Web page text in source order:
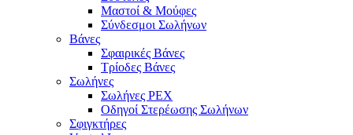
Μαστοί & Μούφες
Σύνδεσμοι Σωλήνων
Βάνες
Σφαιρικές Βάνες
Τρίοδες Βάνες
Σωλήνες
Σωλήνες PEX
Οδηγοί Στερέωσης Σωλήνων
Σφιγκτήρες